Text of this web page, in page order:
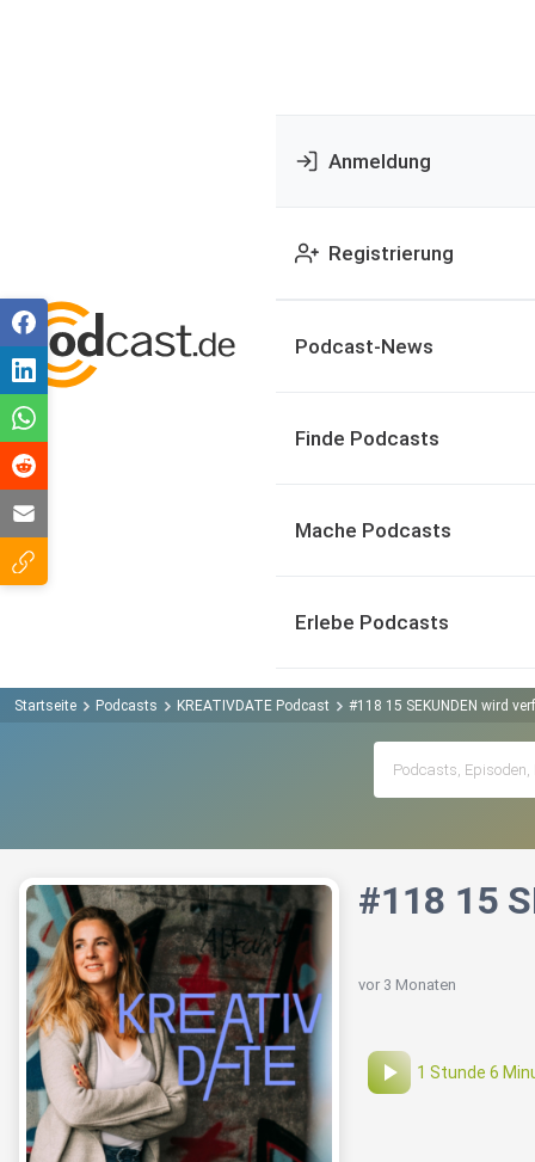
Anmeldung
Registrierung
Podcast-News
Finde Podcasts
Mache Podcasts
Erlebe Podcasts
Startseite Podcasts KREATIVDATE Podcast #118 15 SEKUNDEN wird
#118 15
vor 3 Monaten
1 Stunde 6